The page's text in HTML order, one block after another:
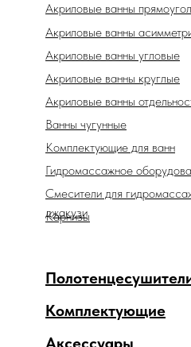
Акриловые ванны
Аксессуары
Комплектующие
Акриловые ванны
Акриловые ванны
Акриловые ванны угловые
Акриловые ванны круглые
Ванны чугунные
Комплектующие для ванн
Гидромассажное
Смесители для
джакузи
Карнизы